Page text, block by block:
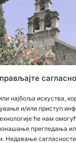
најбоља искуства,
и/или приступ
ће нам
прегледања
Недавање